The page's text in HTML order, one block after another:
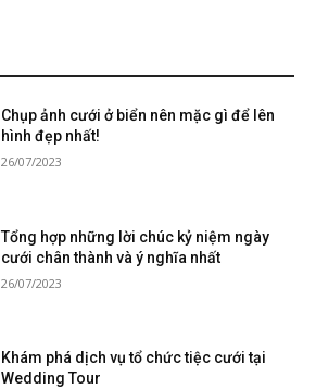
Chụp ảnh cưới ở biển nên mặc gì để lên
hình đẹp nhất!
26/07/2023
Tổng hợp những lời chúc kỷ niệm ngày
cưới chân thành và ý nghĩa nhất
26/07/2023
Khám phá dịch vụ tổ chức tiệc cưới tại
Wedding Tour